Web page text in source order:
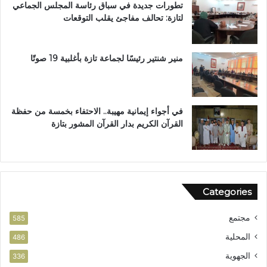
ة
ب
ي
ل
ن
ت
تطورات جديدة في سباق رئاسة المجلس الجماعي
لتازة: تحالف مفاجئ يقلب التوقعات
منير شنتير رئيسًا لجماعة تازة بأغلبية 19 صوتًا
في أجواء إيمانية مهيبة.. الاحتفاء بخمسة من حفظة
القرآن الكريم بدار القرآن المشور بتازة
Categories
مجتمع 585
المحلية 486
الجهوية 336